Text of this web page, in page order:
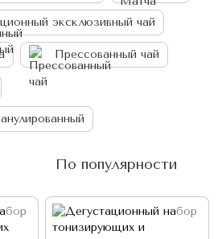
эксклюзивный чай
Прессованный чай
По популярности